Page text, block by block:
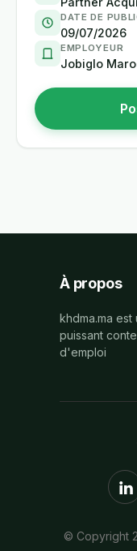
DATE DE
09/07/2026
EMPLOYEUR
Jobiglo
À propos
khdma.ma
puissant
d'emploi
© Copyright